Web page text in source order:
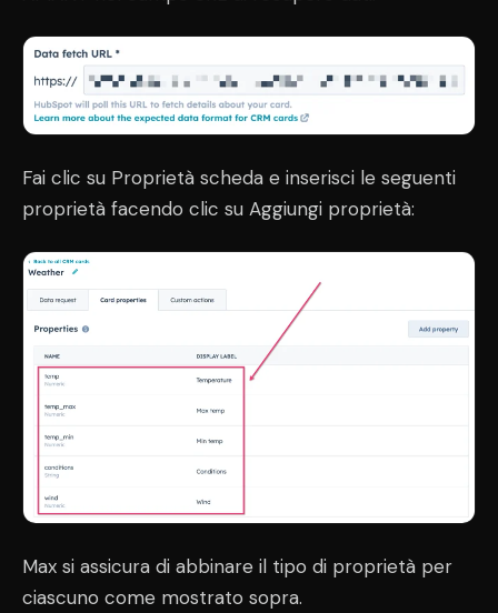
Fai clic su Proprietà scheda e inserisci le seguenti
proprietà facendo clic su Aggiungi proprietà:
Max si assicura di abbinare il tipo di proprietà per
ciascuno come mostrato sopra.